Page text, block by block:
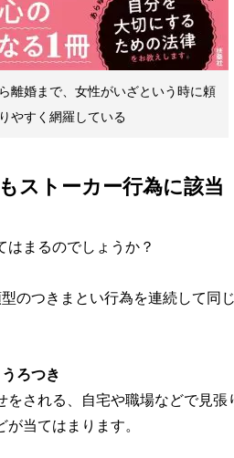
離婚まで、女性がいざという時に頼
やすく網羅している
ストーカー行為に該当
まるのでしょうか？
のつきまとい行為を連続して同
ろつき
される、自宅や職場などで見張
当てはまります。